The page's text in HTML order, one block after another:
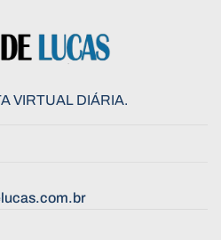
VIRTUAL DIÁRIA.